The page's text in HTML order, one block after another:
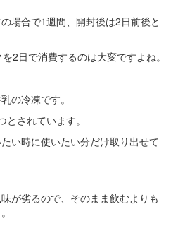
場合で1週間、開封後は2日前後と
2日で消費するのは大変ですよね。
の冷凍です。
されています。
い時に使いたい分だけ取り出せて
が劣るので、そのまま飲むよりも